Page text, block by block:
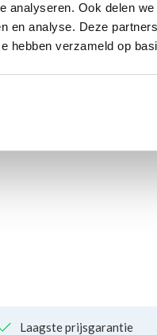
analyseren. Ook delen
en analyse. Deze
hebben verzameld op
Laagste prijsgarantie